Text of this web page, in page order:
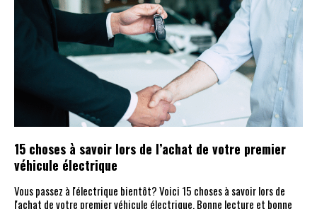
15 choses à savoir lors de l’achat de votre premier
véhicule électrique
Vous passez à l'électrique bientôt? Voici 15 choses à savoir lors de
l'achat de votre premier véhicule électrique. Bonne lecture et bonne